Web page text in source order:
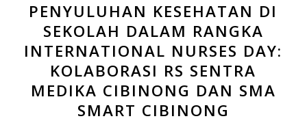
PENYULUHAN KESEHATAN DI
SEKOLAH DALAM RANGKA
INTERNATIONAL NURSES DAY:
KOLABORASI RS SENTRA
MEDIKA CIBINONG DAN SMA
SMART CIBINONG